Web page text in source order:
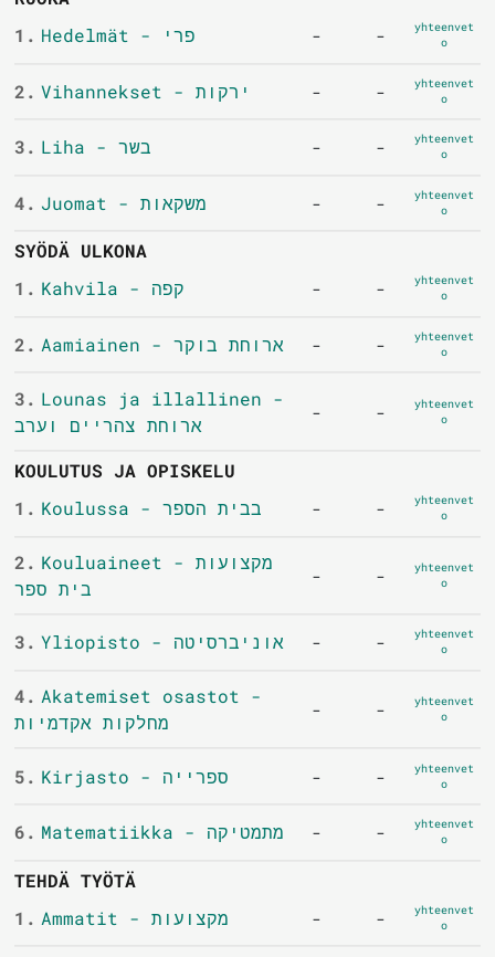
1.
Hedelmät - פרי - -
yhteenvet
o
2. Vihannekset - ירקות - -
yhteenvet
o
3. Liha - בשר - -
yhteenvet
o
4. Juomat - משקאות - -
yhteenvet
o
SYÖDÄ ULKONA
1.
Kahvila - קפה - -
yhteenvet
o
2. Aamiainen - ארוחת בוקר - -
yhteenvet
o
3. Lounas ja illallinen -
ארוחת צהריים וערב
- -
yhteenvet
o
KOULUTUS JA OPISKELU
1.
Koulussa - בבית הספר - -
yhteenvet
o
2. Kouluaineet - מקצועות
בית ספר
- -
yhteenvet
o
3. Yliopisto - אוניברסיטה - -
yhteenvet
o
4. Akatemiset osastot -
מחלקות אקדמיות
- -
yhteenvet
o
5. Kirjasto - ספרייה - -
yhteenvet
o
6. Matematiikka - מתמטיקה - -
yhteenvet
o
TEHDÄ TYÖTÄ
1.
Ammatit - מקצועות - -
yhteenvet
o